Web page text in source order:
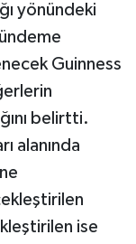
yönündeki
Guinness
belirtti.
alanında
ise